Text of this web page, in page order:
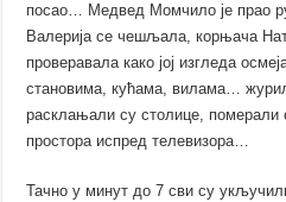
посао… Медвед Момчило је прао
Валерија се чешљала, корњача
проверавала како јој изгледа
становима, кућама, вилама…
расклањали су столице,
простора испред телевизора…
Тачно у минут до 7 сви су